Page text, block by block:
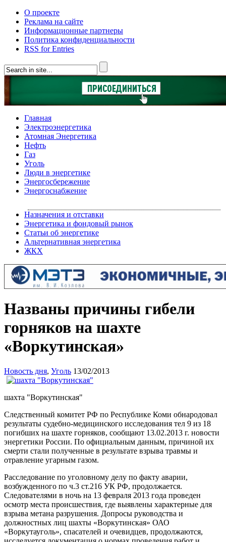
О проекте
Реклама на сайте
Информационные партнеры
Политика конфиденциальности
RSS for Entries
Главная
Электроэнергетика
Атомная Энергетика
Нефть
Газ
Уголь
Люди в энергетике
Энергосбережение
Энергоснабжение
Назначения и отставки
Энергетика и фондовый рынок
Статьи об энергетике
Альтернативная энергетика
ЖКХ
Названы причины гибели
горняков на шахте
«Воркутинская»
Новость дня, Уголь 13/02/2013
шахта "Воркутинская"
Следственный комитет РФ по Республике Коми обнародовал
результаты судебно-медицинского исследования тел 9 из 18
погибших на шахте горняков, сообщают 13.02.2013 г. новости
энергетики России. По официальным данным, причиной их
смерти стали полученные в результате взрыва травмы и
отравление угарным газом.
Расследование по уголовному делу по факту аварии,
возбужденного по ч.3 ст.216 УК РФ, продолжается.
Следователями в ночь на 13 февраля 2013 года проведен
осмотр места происшествия, где выявлены характерные для
взрыва метана разрушения. Допросы руководства и
должностных лиц шахты «Воркутинская» ОАО
«Воркутауголь», спасателей и очевидцев, продолжаются,